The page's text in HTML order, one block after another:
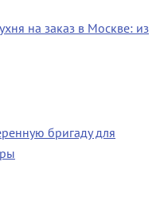
на заказ в Москве: из
бригаду для